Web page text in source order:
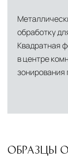
средств
очистка
предмет
доставке
обработку
Квадратная
в центре
зонирования
ОБРАЗЦЫ